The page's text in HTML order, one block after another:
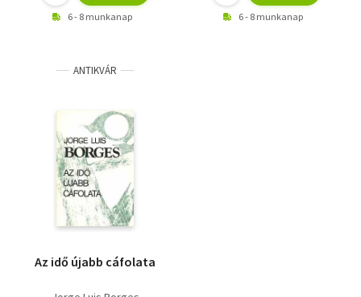
6 - 8 munkanap 6 - 8 munkanap
ANTIKVÁR
Az idő újabb cáfolata